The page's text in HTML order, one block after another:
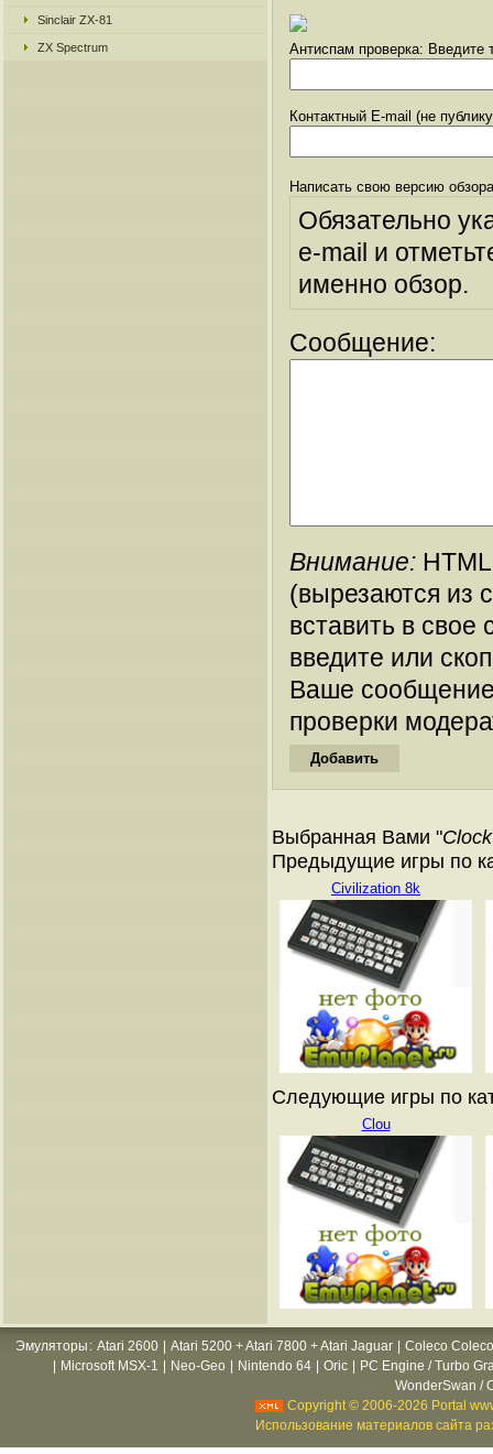
Sinclair ZX-81
ZX Spectrum Антиспам проверка: Введите
Контактный E-mail (не
Написать свою версию
Обязательно
e-mail и
именно обзор.
Сообщение:
Внимание:
(вырезаются из
вставить в
введите или
Ваше
проверки
Выбранная Вами "
Предыдущие игры по
Civilization 8k
Следующие игры по
Clou
Эмуляторы : Atari 2600 Atari 5200 + Atari 7800 + Atari Jaguar
Coleco
Microsoft MSX-1 Neo-Geo Nintendo 64 Oric
PC Engine / Turbo
WonderSwan /
Copyright © 2006-2026 Portal
Использование материалов сайта